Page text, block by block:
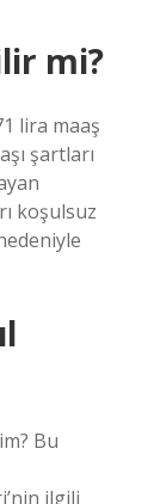
mi?
lira maaş
şartları
koşulsuz
Bu
ilgili